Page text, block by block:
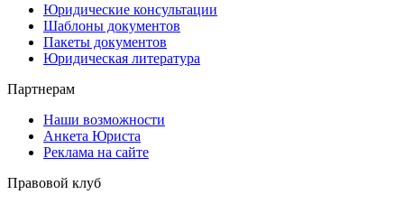
Юридические консультации
Шаблоны документов
Пакеты документов
Юридическая литература
Партнерам
Наши возможности
Анкета Юриста
Реклама на сайте
Правовой клуб